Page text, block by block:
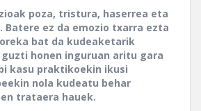
poza, tristura, haserrea eta
Batere ez da emozio txarra ezta
bat da kudeaketarik
guzti honen inguruan aritu gara
kasu praktikoekin ikusi
nola kudeatu behar
trataera hauek.